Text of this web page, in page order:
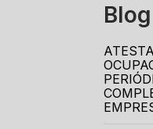
Blog
ATESTADO DE SAÚDE